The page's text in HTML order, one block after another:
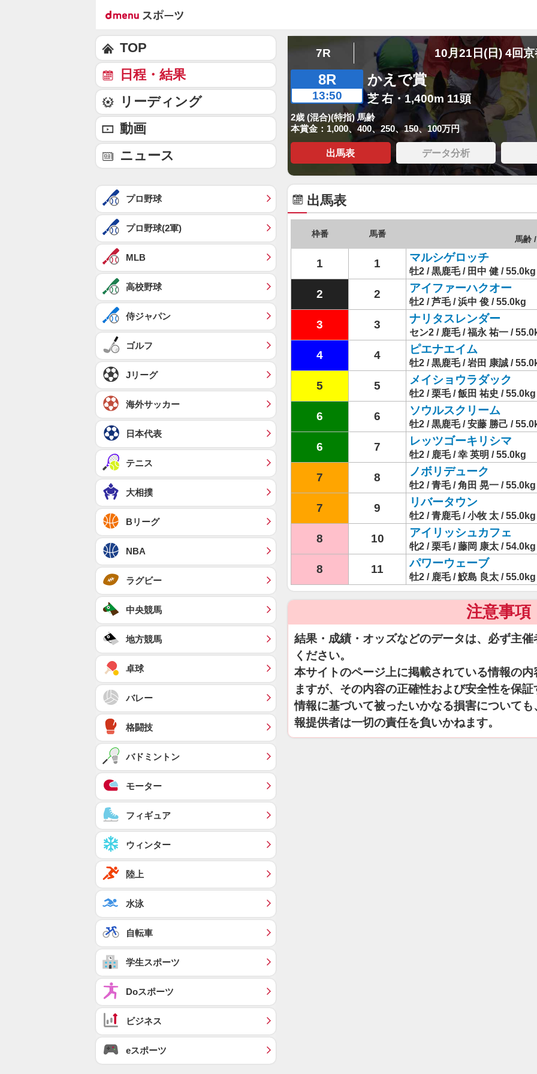
7R 10月21日(日) 4回
8R
13:50
かえで賞
芝 右・1,400m 11頭
2歳 (混合)(特指) 馬齢
本賞金：1,000、400、250、150、100万円
出馬表 データ分析
出馬表
枠番 馬番
馬齢
1 1 マルシゲロッチ
牡2 / 黒鹿毛 / 田中 健 / 55.0kg
2 2 アイファーハクオー
牡2 / 芦毛 / 浜中 俊 / 55.0kg
3 3 ナリタスレンダー
セン2 / 鹿毛 / 福永 祐一 /
4 4 ピエナエイム
牡2 / 黒鹿毛 / 岩田 康誠 /
5 5 メイショウラダック
牡2 / 栗毛 / 飯田 祐史 / 55.0kg
6 6 ソウルスクリーム
牡2 / 黒鹿毛 / 安藤 勝己 /
6 7 レッツゴーキリシマ
牡2 / 鹿毛 / 幸 英明 / 55.0kg
7 8 ノボリデューク
牡2 / 青毛 / 角田 晃一 / 55.0kg
7 9 リバータウン
牡2 / 青鹿毛 / 小牧 太 / 55.0kg
8 10 アイリッシュカフェ
牝2 / 栗毛 / 藤岡 康太 / 54.0kg
8 11 パワーウェーブ
牡2 / 鹿毛 / 鮫島 良太 / 55.0kg
注意事項
結果・成績・オッズなどのデータは、必ず主
ください。
本サイトのページ上に掲載されている情報の
ますが、その内容の正確性および安全性を保
情報に基づいて被ったいかなる損害について
報提供者は一切の責任を負いかねます。
TOP
日程・結果
リーディング
動画
ニュース
プロ野球
プロ野球(2軍)
MLB
高校野球
侍ジャパン
ゴルフ
Jリーグ
海外サッカー
日本代表
テニス
大相撲
Bリーグ
NBA
ラグビー
中央競馬
地方競馬
卓球
バレー
格闘技
バドミントン
モーター
フィギュア
ウィンター
陸上
水泳
自転車
学生スポーツ
Doスポーツ
ビジネス
eスポーツ